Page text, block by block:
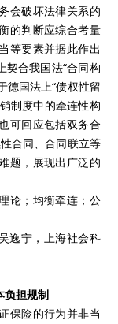
会破坏法律关系的
的判断应综合考量
等要素并据此作出
契合我国法“合同构
德国法上“债权性留
制度中的牵连性构
可回应包括双务合
合同、合同联立等
题，展现出广泛的
论；均衡牵连；公
宁，上海社会科
负担规制
险的行为并非当